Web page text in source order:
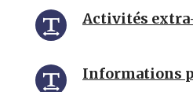
Activités
Informations